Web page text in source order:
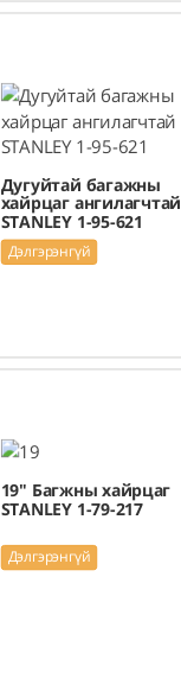
Дугуйтай багажны
хайрцаг ангилагчтай
STANLEY 1-95-621
Дэлгэрэнгүй
19" Багжны хайрцаг
STANLEY 1-79-217
Дэлгэрэнгүй